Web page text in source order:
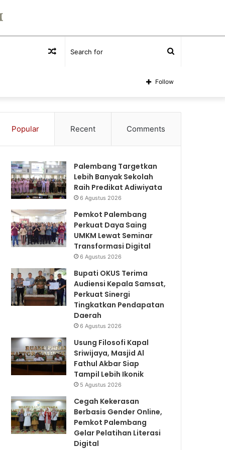
Search
Random
Follow
Popular Recent Comments
Palembang Targetkan
Lebih Banyak Sekolah
Raih Predikat Adiwiyata
6 Agustus 2026
Pemkot Palembang
Perkuat Daya Saing
UMKM Lewat Seminar
Transformasi Digital
6 Agustus 2026
Bupati OKUS Terima
Audiensi Kepala Samsat,
Perkuat Sinergi
Tingkatkan Pendapatan
Daerah
6 Agustus 2026
Usung Filosofi Kapal
Sriwijaya, Masjid Al
Fathul Akbar Siap
Tampil Lebih Ikonik
5 Agustus 2026
Cegah Kekerasan
Berbasis Gender Online,
Pemkot Palembang
Gelar Pelatihan Literasi
Digital